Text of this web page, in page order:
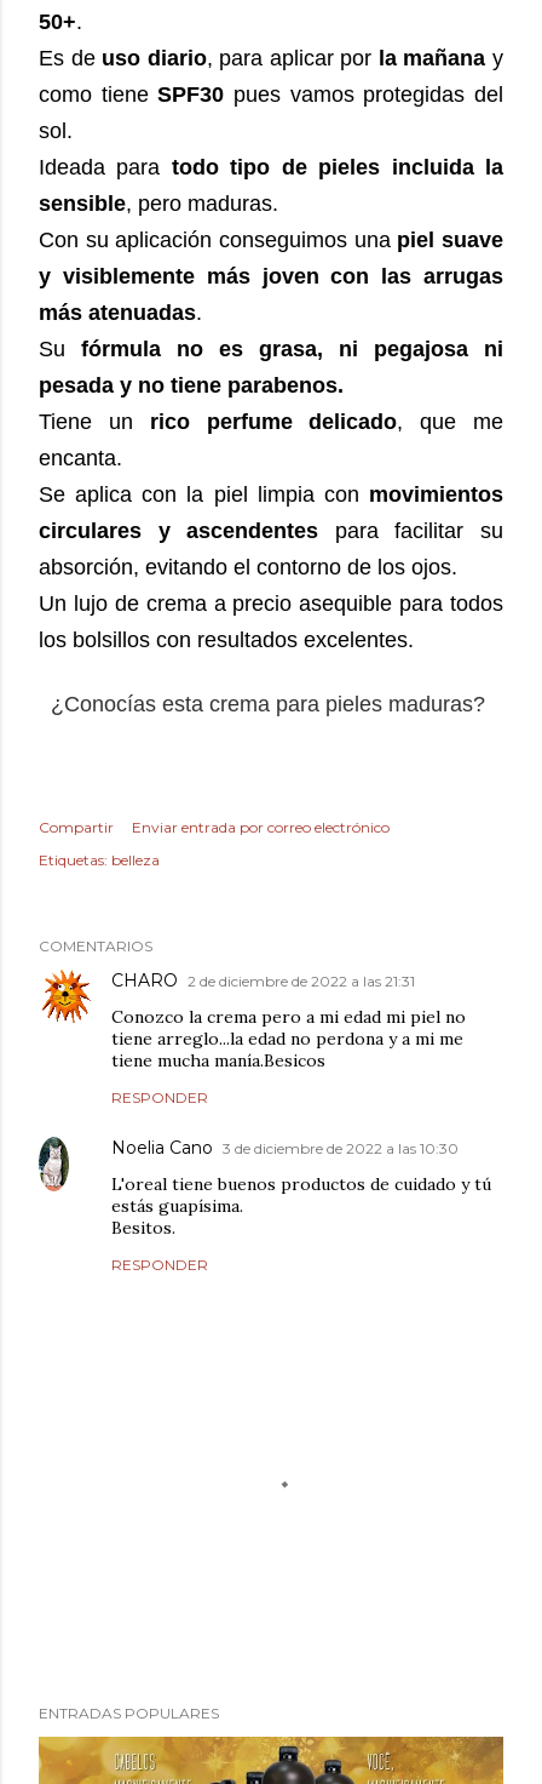
50+.
Es de uso diario, para aplicar por la mañana y
como tieneSPF30 pues vamos protegidas del
sol.
Ideada para todo tipo de pieles incluida la
sensible, pero maduras.
Con su aplicación conseguimos una piel suave
y visiblemente más joven con las arrugas
más atenuadas.
Su fórmula no es grasa, ni pegajosa ni
pesada y no tiene parabenos.
Tiene un rico perfume delicado, que me
encanta.
Se aplica con la piel limpia con movimientos
circulares y ascendentes para facilitar su
absorción, evitando el contorno de los ojos.
Un lujo de crema a precio asequible para todos
los bolsillos con resultados excelentes.
¿Conocías esta crema para pieles maduras?
Compartir
Enviar entrada por correo electrónico
Etiquetas: belleza
COMENTARIOS
CHARO 2 de diciembre de 2022 a las 21:31
Conozco la crema pero a mi edad mi piel no
tiene arreglo...la edad no perdona y a mi me
tiene mucha manía.Besicos
RESPONDER
Noelia Cano 3 de diciembre de 2022 a las 10:30
L'oreal tiene buenos productos de cuidado y tú
estás guapísima.
Besitos.
RESPONDER
u
b
ENTRADAS POPULARES